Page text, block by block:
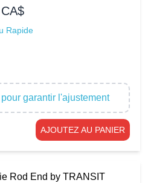
CA$
Rapide
garantir l'ajustement
AJOUTEZ AU PANIER
Rod End by TRANSIT